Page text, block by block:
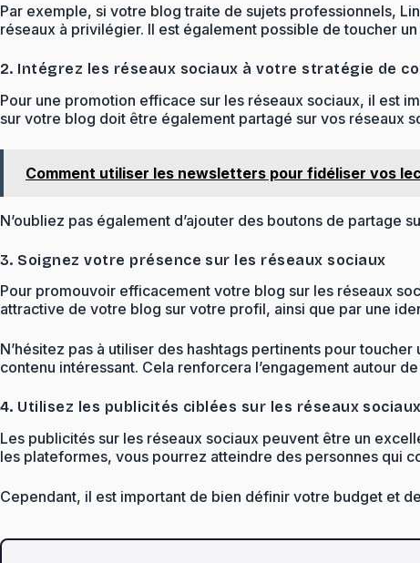
Par exemple, si votre blog traite de sujets professionnels,
réseaux à privilégier. Il est également possible de toucher
2. Intégrez les réseaux sociaux à votre stratégie de
Pour une promotion efficace sur les réseaux sociaux, il est
sur votre blog doit être également partagé sur vos réseaux
Comment utiliser les newsletters pour fidéliser vos
N’oubliez pas également d’ajouter des boutons de
3. Soignez votre présence sur les réseaux sociaux
Pour promouvoir efficacement votre blog sur les réseaux
attractive de votre blog sur votre profil, ainsi que par une
N’hésitez pas à utiliser des hashtags pertinents pour
contenu intéressant. Cela renforcera l’engagement autour
4. Utilisez les publicités ciblées sur les réseaux sociaux
Les publicités sur les réseaux sociaux peuvent être un
les plateformes, vous pourrez atteindre des personnes qui
Cependant, il est important de bien définir votre budget et